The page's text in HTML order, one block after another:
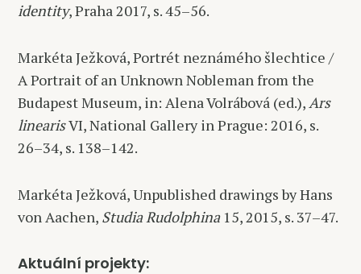
identity, Praha 2017, s. 45–56.
Markéta Ježková, Portrét neznámého šlechtice /
A Portrait of an Unknown Nobleman from the
Budapest Museum, in: Alena Volrábová (ed.),Ars
linearisVI, National Gallery in Prague: 2016, s.
26–34, s. 138–142.
Markéta Ježková, Unpublished drawings by Hans
von Aachen, Studia Rudolphina15, 2015, s. 37–47.
Aktuální projekty: